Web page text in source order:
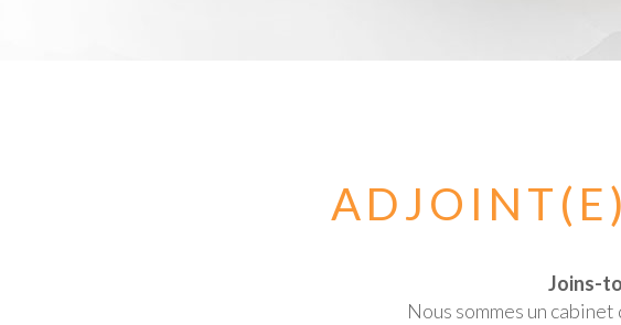
Joins-
Nous sommes un